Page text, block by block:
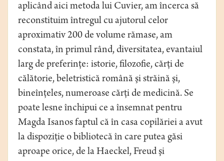
aplicând aici metoda lui Cuvier, am încerca să
reconstituim întregul cu ajutorul celor
aproximativ 200 de volume rămase, am
constata, în primul rând, diversitatea, evantaiul
larg de preferinţe: istorie, filozofie, cărţi de
călătorie, beletristică română şi străină şi,
bineînţeles, numeroase cărţi de medicină. Se
poate lesne închipui ce a însemnat pentru
Magda Isanos faptul că în casa copilăriei a avut
la dispoziţie o bibliotecă în care putea găsi
aproape orice, de la Haeckel, Freud şi